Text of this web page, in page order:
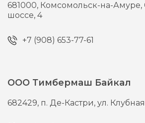
681000, Комсомольск-на-Амуре,
шоссе, 4
+7 (908) 653-77-61
ООО Тимбермаш Байкал
682429, п. Де-Кастри,ул.